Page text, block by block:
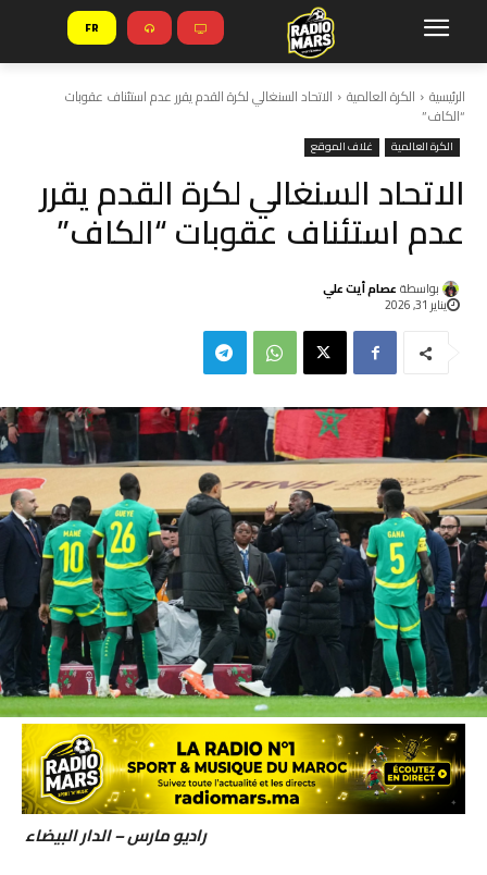
FR
الرئيسية الكرة العالمية الاتحاد السنغالي لكرة القدم يقرر عدم استئناف عقوبات
“الكاف”
الكرة العالمية غلاف الموقع
الاتحاد السنغالي لكرة القدم يقرر
عدم استئناف عقوبات “الكاف”
بواسطة عصام أيت علي
يناير 31, 2026
راديو مارس – الدار البيضاء